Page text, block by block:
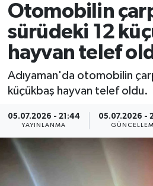
Otomobilin
sürüdeki 12
hayvan telef
Adıyaman'da otomobilin
küçükbaş hayvan telef oldu.
05.07.2026 - 21:44
YAYINLANMA
05.07.2026 -
Rize Jandarma
Bilim Teknoloji
Bölge
ÇEVRE
Süper Lig Puan Durumu
Tüm Manşetler
Son Dakika Haberleri